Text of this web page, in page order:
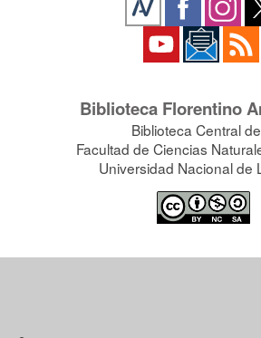
Biblioteca Florentino
Biblioteca Central
Facultad de Ciencias
Universidad Nacional de